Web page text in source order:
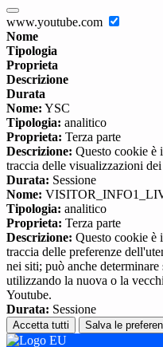
www.youtube.com
Nome
Tipologia
Proprieta
Descrizione
Durata
Nome: YSC
Tipologia: analitico
Proprieta: Terza parte
Descrizione: Questo cookie è
traccia delle visualizzazioni
Durata: Sessione
Nome:
Tipologia: analitico
Proprieta: Terza parte
Descrizione: Questo cookie è
traccia delle preferenze
nei siti; può anche
utilizzando la nuova o la
Youtube.
Durata: Sessione
Accetta tutti Salva le